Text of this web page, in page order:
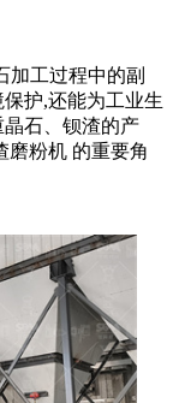
加工过程中的副
护,还能为工业生
石、钡渣的产
磨粉机 的重要角